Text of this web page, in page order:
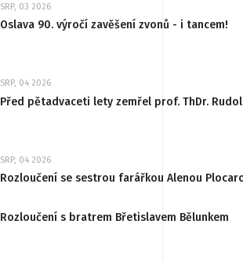
SRP, 03 2026
Oslava 90. výročí zavěšení zvonů - i tancem!
SRP, 04 2026
Před pětadvaceti lety zemřel prof. ThDr.
SRP, 04 2026
Rozloučení se sestrou farářkou Alenou
Rozloučení s bratrem Břetislavem Bělunkem